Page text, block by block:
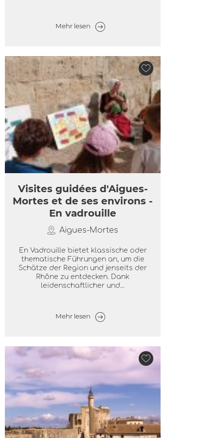
Mehr lesen
Visites guidées d'Aigues-
Mortes et de ses environs -
En vadrouille
Aigues-Mortes
En Vadrouille bietet klassische oder
thematische Führungen an, um die
Schätze der Region und jenseits der
Rhône zu entdecken. Dank
leidenschaftlicher und...
Mehr lesen